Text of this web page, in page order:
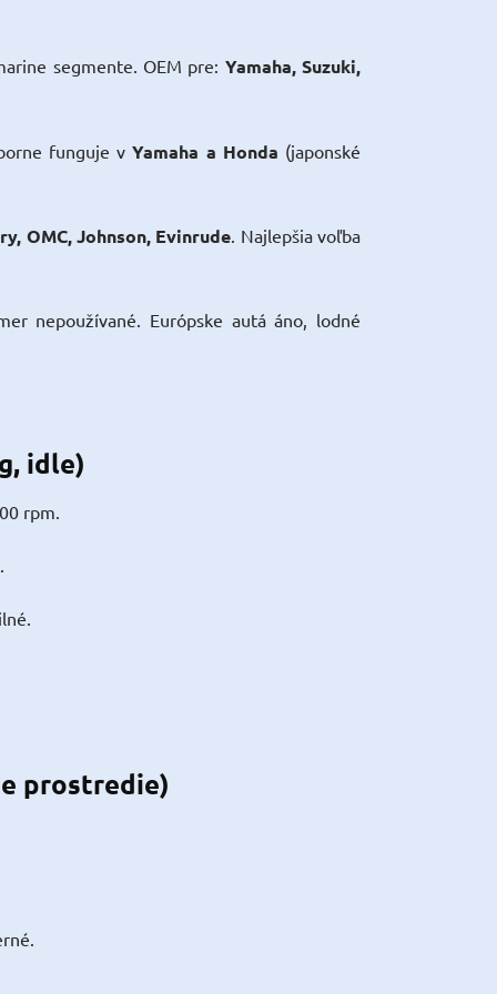
segmente. OEM pre: Yamaha, Suzuki,
funguje vYamaha a Honda (japonské
OMC, Johnson, Evinrude. Najlepšia voľba
nepoužívané. Európske autá áno, lodné
idle)
rpm.
prostredie)